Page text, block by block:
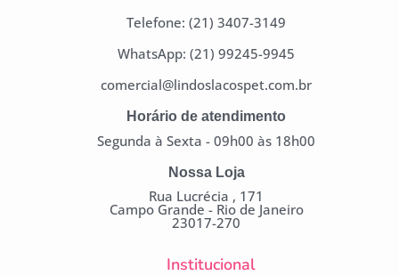
Telefone: (21) 3407-3149
WhatsApp: (21) 99245-9945
comercial@lindoslacospet.com.br
Horário de atendimento
Segunda à Sexta - 09h00 às 18h00
Nossa Loja
Rua Lucrécia , 171
Campo Grande - Rio de Janeiro
23017-270
Institucional